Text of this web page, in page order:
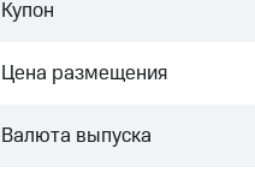
Купон
Цена размещения
Валюта выпуска